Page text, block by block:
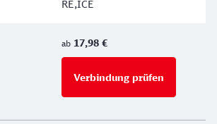
RE,ICE
ab 17,98 €
Verbindung prüfen